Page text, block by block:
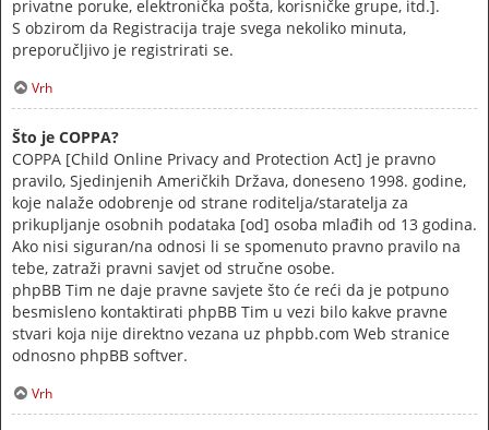
privatne poruke, elektronička pošta, korisničke grupe, itd.].
S obzirom da Registracija traje svega nekoliko minuta,
preporučljivo je registrirati se.
Vrh
Što je COPPA?
COPPA [Child Online Privacy and Protection Act] je pravno
pravilo, Sjedinjenih Američkih Država, doneseno 1998. godine,
koje nalaže odobrenje od strane roditelja/staratelja za
prikupljanje osobnih podataka [od] osoba mlađih od 13 godina.
Ako nisi siguran/na odnosi li se spomenuto pravno pravilo na
tebe, zatraži pravni savjet od stručne osobe.
phpBB Tim ne daje pravne savjete što će reći da je potpuno
besmisleno kontaktirati phpBB Tim u vezi bilo kakve pravne
stvari koja nije direktno vezana uz phpbb.com Web stranice
odnosno phpBB softver.
Vrh